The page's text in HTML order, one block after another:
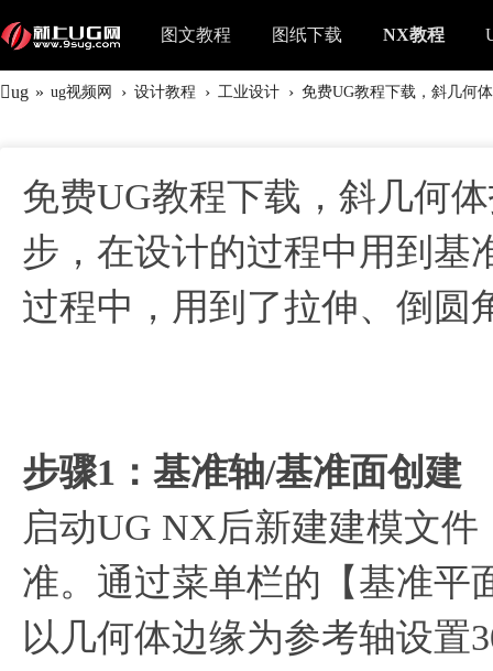
图文教程 图纸下载 NX教程
ug » ug视频网 › 设计教程 › 工业设计 › 免费UG教程下载，斜几何
免费UG教程下载，斜几何
步，在设计的过程中用到基
过程中，用到了拉伸、倒圆
步骤1：基准轴/基准面创建
启动UG NX后新建建模文
准。通过菜单栏的【基准平
以几何体边缘为参考轴设置